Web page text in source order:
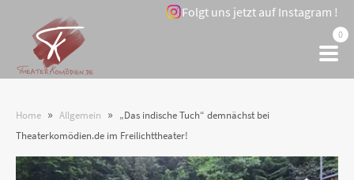
Folgt uns jetzt auf Instagram !
0
Home » Allgemein » „Das indische Tuch“ demnächst bei
Theaterkomödien.de im Freilichttheater!